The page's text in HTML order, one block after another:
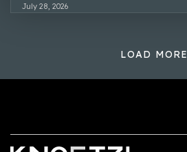
July 28, 2026
LOAD MORE